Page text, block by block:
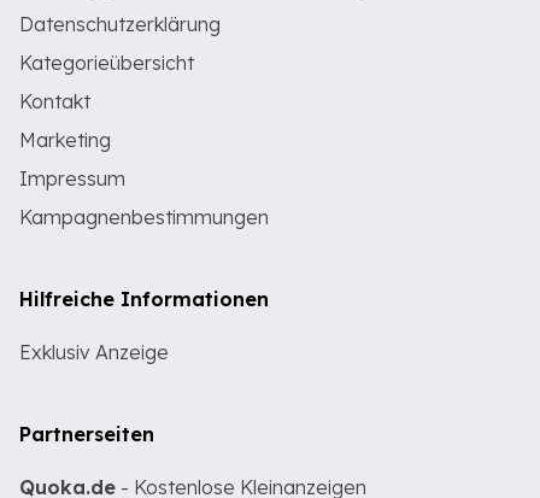
Datenschutzerklärung
Kategorieübersicht
Kontakt
Marketing
Impressum
Kampagnenbestimmungen
Hilfreiche Informationen
Exklusiv Anzeige
Partnerseiten
Quoka.de - Kostenlose Kleinanzeigen